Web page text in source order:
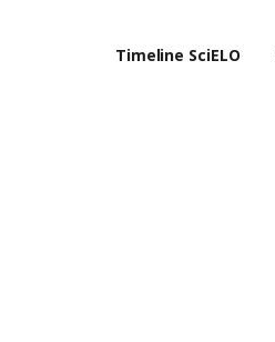
Timeline SciELO